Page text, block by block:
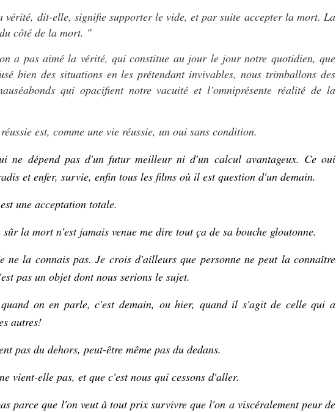
vérité, dit-elle, signifie supporter le vide, et par suite accepter la mort. La
côté de la mort. "
a pas aimé la vérité, qui constitue au jour le jour notre quotidien, que
bien des situations en les prétendant invivables, nous trimballons des
qui opacifient notre vacuité et l’omniprésente réalité de la
est, comme une vie réussie, un oui sans condition.
ne dépend pas d'un futur meilleur ni d'un calcul avantageux. Ce oui
et enfer, survie, enfin tous les films où il est question d'un demain.
une acceptation totale.
la mort n'est jamais venue me dire tout ça de sa bouche gloutonne.
ne la connais pas. Je crois d'ailleurs que personne ne peut la connaître
pas un objet dont nous serions le sujet.
on en parle, c'est demain, ou hier, quand il s'agit de celle qui a
autres!
pas du dehors, peut-être même pas du dedans.
vient-elle pas, et que c'est nous qui cessons d'aller.
parce que l'on veut à tout prix survivre que l'on a viscéralement peur de